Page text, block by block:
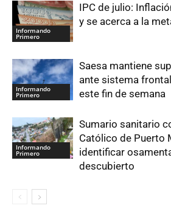
Informando
Primero
IPC de julio:
y se acerca a la
Informando
Primero
Saesa mantiene
ante sistema
este fin de semana
Informando
Primero
Sumario sanitario
Católico de Puerto
identificar
descubierto